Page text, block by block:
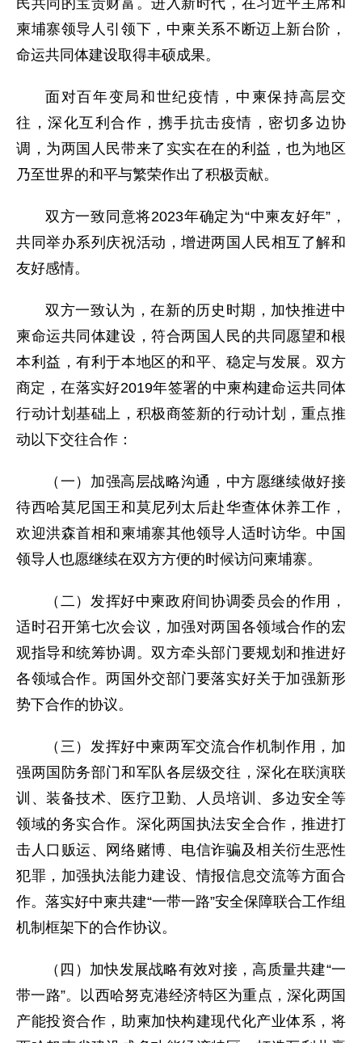
民共同的宝贵财富。进入新时代，在习近平主席和
柬埔寨领导人引领下，中柬关系不断迈上新台阶，
命运共同体建设取得丰硕成果。
面对百年变局和世纪疫情，中柬保持高层交
往，深化互利合作，携手抗击疫情，密切多边协
调，为两国人民带来了实实在在的利益，也为地区
乃至世界的和平与繁荣作出了积极贡献。
双方一致同意将2023年确定为“中柬友好年”，
共同举办系列庆祝活动，增进两国人民相互了解和
友好感情。
双方一致认为，在新的历史时期，加快推进中
柬命运共同体建设，符合两国人民的共同愿望和根
本利益，有利于本地区的和平、稳定与发展。双方
商定，在落实好2019年签署的中柬构建命运共同体
行动计划基础上，积极商签新的行动计划，重点推
动以下交往合作：
（一）加强高层战略沟通，中方愿继续做好接
待西哈莫尼国王和莫尼列太后赴华查体休养工作，
欢迎洪森首相和柬埔寨其他领导人适时访华。中国
领导人也愿继续在双方方便的时候访问柬埔寨。
（二）发挥好中柬政府间协调委员会的作用，
适时召开第七次会议，加强对两国各领域合作的宏
观指导和统筹协调。双方牵头部门要规划和推进好
各领域合作。两国外交部门要落实好关于加强新形
势下合作的协议。
（三）发挥好中柬两军交流合作机制作用，加
强两国防务部门和军队各层级交往，深化在联演联
训、装备技术、医疗卫勤、人员培训、多边安全等
领域的务实合作。深化两国执法安全合作，推进打
击人口贩运、网络赌博、电信诈骗及相关衍生恶性
犯罪，加强执法能力建设、情报信息交流等方面合
作。落实好中柬共建“一带一路”安全保障联合工作组
机制框架下的合作协议。
（四）加快发展战略有效对接，高质量共建“一
带一路”。以西哈努克港经济特区为重点，深化两国
产能投资合作，助柬加快构建现代化产业体系，将